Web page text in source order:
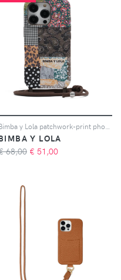
Y LOLA
68,00 € 51,00